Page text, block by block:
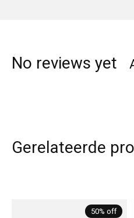
No reviews yet
Gerelateerde
50% off